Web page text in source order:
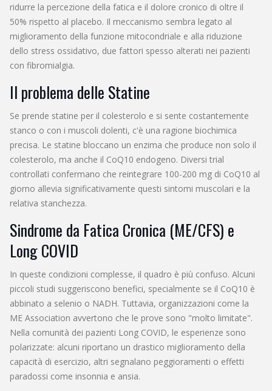
ridurre la percezione della fatica e il dolore cronico di oltre il
50% rispetto al placebo. Il meccanismo sembra legato al
miglioramento della funzione mitocondriale e alla riduzione
dello stress ossidativo, due fattori spesso alterati nei pazienti
con fibromialgia.
Il problema delle Statine
Se prende statine per il colesterolo e si sente costantemente
stanco o con i muscoli dolenti, c'è una ragione biochimica
precisa. Le statine bloccano un enzima che produce non solo il
colesterolo, ma anche il CoQ10 endogeno. Diversi trial
controllati confermano che reintegrare 100-200 mg di CoQ10 al
giorno allevia significativamente questi sintomi muscolari e la
relativa stanchezza.
Sindrome da Fatica Cronica (ME/CFS) e
Long COVID
In queste condizioni complesse, il quadro è più confuso. Alcuni
piccoli studi suggeriscono benefici, specialmente se il CoQ10 è
abbinato a selenio o NADH. Tuttavia, organizzazioni come la
ME Association avvertono che le prove sono "molto limitate".
Nella comunità dei pazienti Long COVID, le esperienze sono
polarizzate: alcuni riportano un drastico miglioramento della
capacità di esercizio, altri segnalano peggioramenti o effetti
paradossi come insonnia e ansia.